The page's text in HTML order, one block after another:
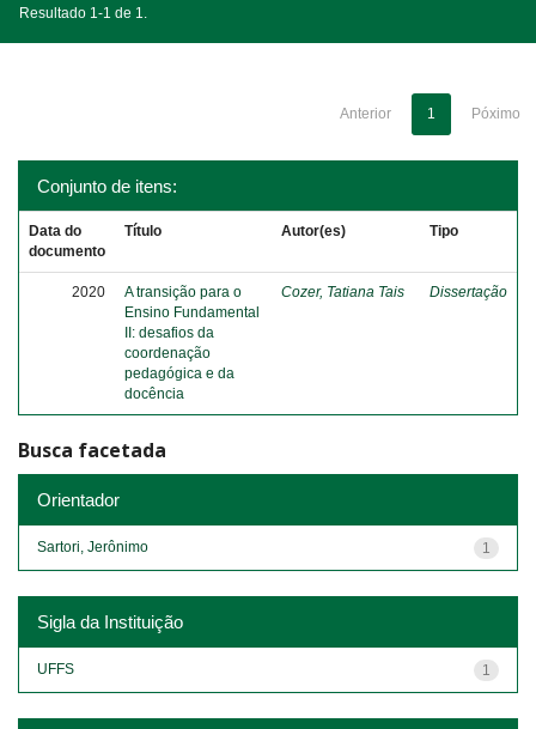
Resultado 1-1 de 1.
Anterior 1 Póximo
Conjunto de itens:
Data do
documento
Título Autor(es) Tipo
2020
A transição para o
Ensino Fundamental
II: desafios da
coordenação
pedagógica e da
docência
Cozer, Tatiana Tais Dissertação
Busca facetada
Orientador
1
Sartori, Jerônimo
Sigla da Instituição
1
UFFS